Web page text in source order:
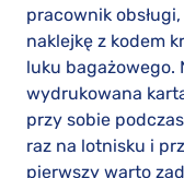
pracownik
naklejkę z kodem
luku bagażowego.
wydrukowana
przy sobie
raz na lotnisku i
pierwszy warto